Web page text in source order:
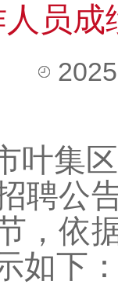
员成
叶集
聘公
，依
如下